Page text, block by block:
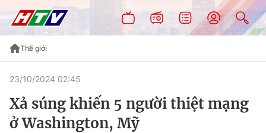
Thế giới
23/10/2024 02:45
Xả súng khiến 5 người thiệt mạng
ở Washington, Mỹ